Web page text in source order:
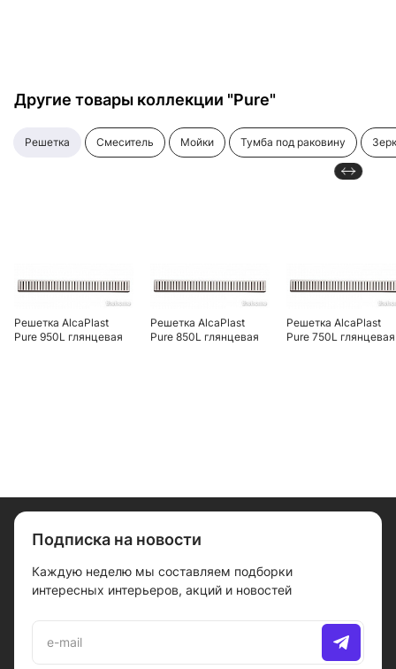
Другие товары коллекции "Pure"
решетка смеситель мойки тумба под раковину
Решетка AlcaPlast
Pure 950L глянцевая
Решетка AlcaPlast
Pure 850L глянцевая
Решетка AlcaPlast
Pure 750L глянцевая
Подписка на новости
Каждую неделю мы составляем подборки
интересных интерьеров, акций и новостей